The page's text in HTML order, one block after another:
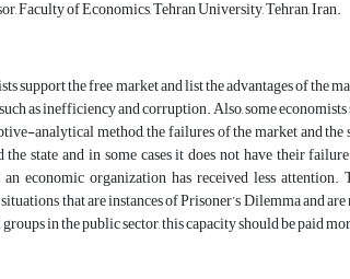
Faculty of Economics, Tehran University, Tehran, Iran.
support the free market and list the advantages of the
as inefficiency and corruption. Also, some
analytical method, the failures of the market and
the state and in some cases it does not have their
economic organization has received less
that are instances of Prisoner’s Dilemma and
in the public sector, this capacity should be paid